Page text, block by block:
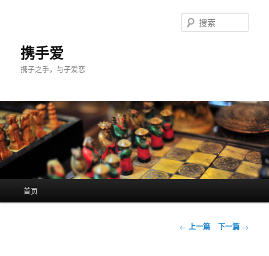
携手爱
携子之手，与子爱恋
索
首页
文
← 上一篇 下一篇 →